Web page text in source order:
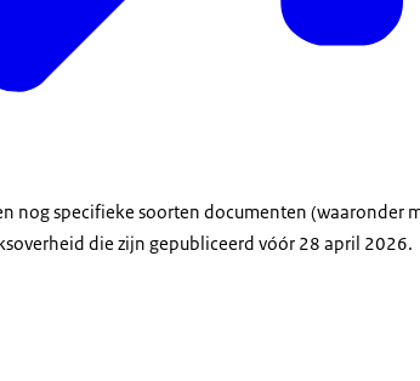
nog specifieke soorten documenten (waaronder
die zijn gepubliceerd vóór 28 april 2026.